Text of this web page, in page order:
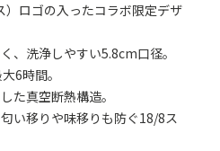
ロゴの入ったコラボ限定デザ
、洗浄しやすい5.8cm口径。
6時間。
た真空断熱構造。
い移りや味移りも防ぐ18/8ス